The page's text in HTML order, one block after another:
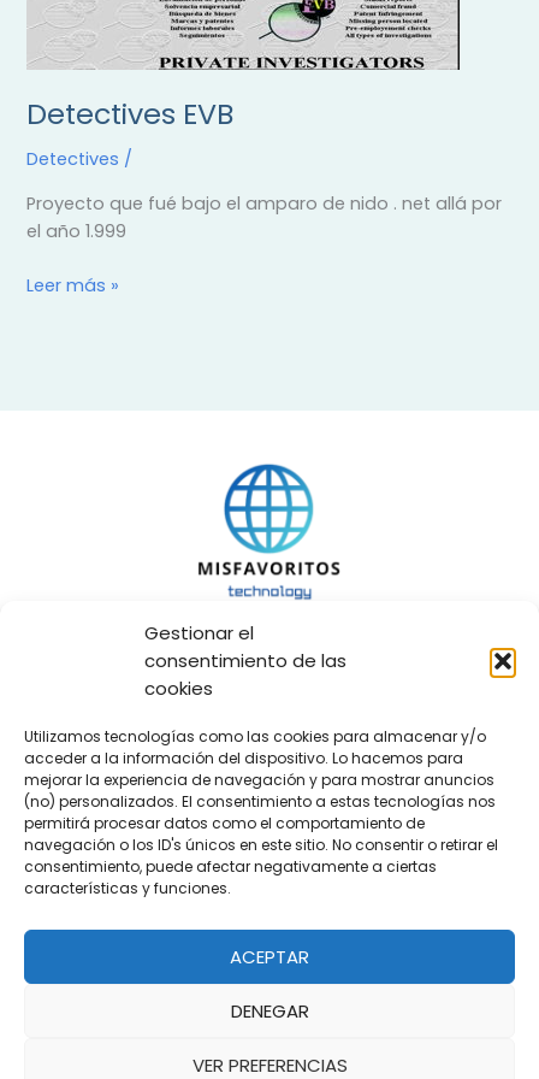
Gestionar el
consentimiento de las
cookies
Utilizamos tecnologías como las cookies para almacenar y/o
acceder a la información del dispositivo. Lo hacemos para
mejorar la experiencia de navegación y para mostrar anuncios
(no) personalizados. El consentimiento a estas tecnologías nos
permitirá procesar datos como el comportamiento de
navegación o los ID's únicos en este sitio. No consentir o retirar el
consentimiento, puede afectar negativamente a ciertas
características y funciones.
ACEPTAR
DENEGAR
VER PREFERENCIAS
Detectives EVB
Detectives /
Proyecto que fué bajo el amparo de nido . net allá por
el año 1.999
Leer más »
Menu
Política de Cookies
Más Información Sobre las Cookies
Aviso Legal
Mapa del Sitio
Agencia de diseño web y marketing digital, hecha con
por
Copyright © 2026 Misfavoritos | Misfavoritos